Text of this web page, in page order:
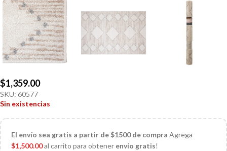
$1,359.00
SKU: 60577
Sin existencias
El envío sea gratis a partir de $1500 de compra Agrega
$1,500.00al carrito para obtener envío gratis!